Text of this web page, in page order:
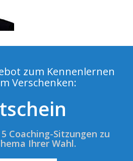
zum Kennenlernen
Verschenken:
Coaching-Sitzungen zu
Ihrer Wahl.